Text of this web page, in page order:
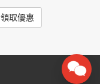
領取優惠